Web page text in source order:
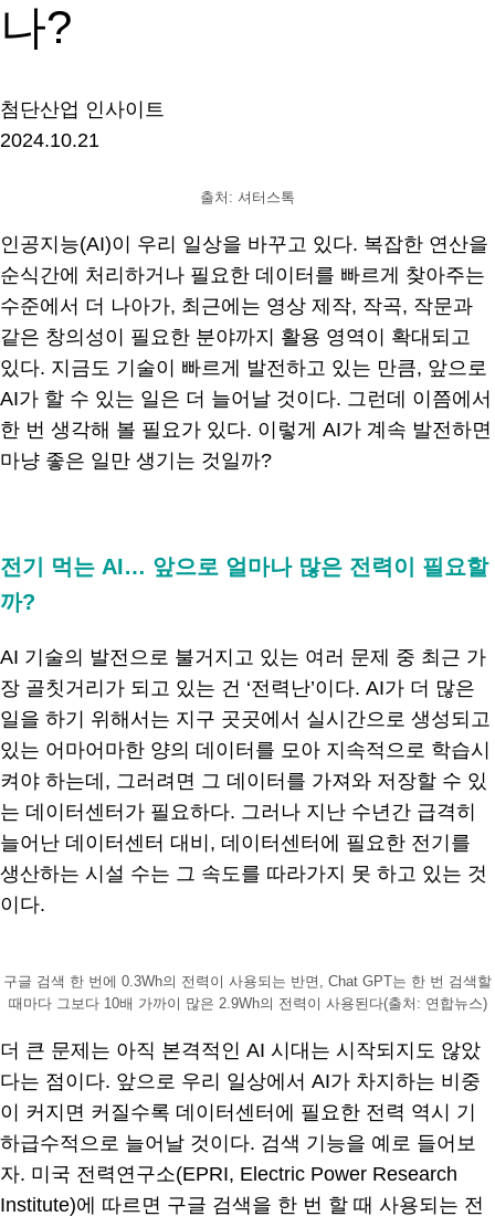
나?
첨단산업 인사이트
2024.10.21
출처: 셔터스톡
인공지능(AI)이 우리 일상을 바꾸고 있다. 복잡한 연산을
순식간에 처리하거나 필요한 데이터를 빠르게 찾아주는
수준에서 더 나아가, 최근에는 영상 제작, 작곡, 작문과
같은 창의성이 필요한 분야까지 활용 영역이 확대되고
있다. 지금도 기술이 빠르게 발전하고 있는 만큼, 앞으로
AI가 할 수 있는 일은 더 늘어날 것이다. 그런데 이쯤에서
한 번 생각해 볼 필요가 있다. 이렇게 AI가 계속 발전하면
마냥 좋은 일만 생기는 것일까?
전기 먹는 AI… 앞으로 얼마나 많은 전력이 필요할
까?
AI 기술의 발전으로 불거지고 있는 여러 문제 중 최근 가
장 골칫거리가 되고 있는 건 ‘전력난’이다. AI가 더 많은
일을 하기 위해서는 지구 곳곳에서 실시간으로 생성되고
있는 어마어마한 양의 데이터를 모아 지속적으로 학습시
켜야 하는데, 그러려면 그 데이터를 가져와 저장할 수 있
는 데이터센터가 필요하다. 그러나 지난 수년간 급격히
늘어난 데이터센터 대비, 데이터센터에 필요한 전기를
생산하는 시설 수는 그 속도를 따라가지 못 하고 있는 것
이다.
구글 검색 한 번에 0.3Wh의 전력이 사용되는 반면, Chat GPT는 한 번 검색할
때마다 그보다 10배 가까이 많은 2.9Wh의 전력이 사용된다(출처: 연합뉴스)
더 큰 문제는 아직 본격적인 AI 시대는 시작되지도 않았
다는 점이다. 앞으로 우리 일상에서 AI가 차지하는 비중
이 커지면 커질수록 데이터센터에 필요한 전력 역시 기
하급수적으로 늘어날 것이다. 검색 기능을 예로 들어보
자. 미국 전력연구소(EPRI, Electric Power Research
Institute)에 따르면 구글 검색을 한 번 할 때 사용되는 전